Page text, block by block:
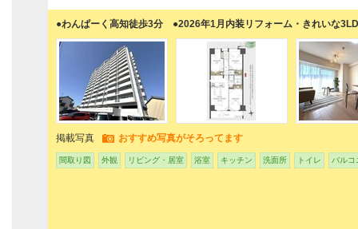
●わんぱーく高知徒歩3分 ●2026年1月内装リフォーム・きれいな
掲載写真 おすすめ写真がそろってます
間取り図 外観 リビング・居室 浴室 キッチン 洗面所 トイレ バルコ